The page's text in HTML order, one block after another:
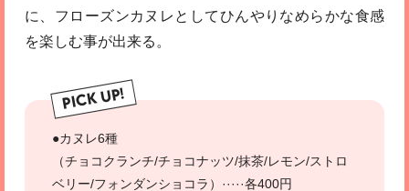
に、フローズンカヌレとしてひんやりなめらかな食感
を楽しむ事が出来る。
PICK UP!
●カヌレ6種
（チョコクランチ/チョコナッツ/抹茶/レモン/ストロ
ベリー/フォンダンショコラ）·····各400円